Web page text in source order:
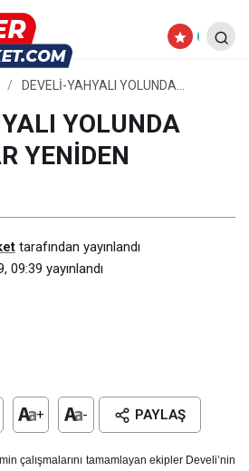
DEVELİ-YAHYALI YOLUNDA
YOLUNDA
YENİDEN
tarafından yayınlandı
09:39 yayınlandı
+ - PAYLAŞ
çalışmalarını tamamlayan ekipler Develi’nin
YAHYALI YOLUNDA
BAŞLADI